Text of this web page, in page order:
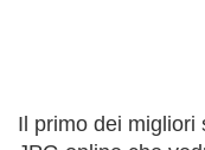
Il primo dei migliori